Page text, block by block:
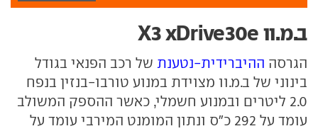
ב.מ.וו X3 xDrive30e
הגרסה ההיברידית-נטענת של רכב הפנאי בגודל
בינוני של ב.מ.וו מצוידת במנוע טורבו-בנזין בנפח
2.0 ליטרים ובמנוע חשמלי, כאשר ההספק המשולב
עומד על 292 כ"ס ונתון המומנט המירבי עומד על